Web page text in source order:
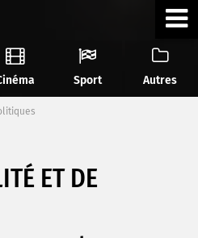
Sport Autres
ET DE